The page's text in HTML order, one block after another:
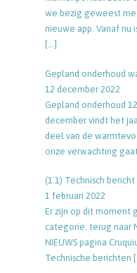
we bezig geweest
nieuwe app. Vanaf nu
[…]
Gepland onderhoud
12 december 2022
Gepland onderhoud
december vindt het
deel van de
onze verwachting
(1.1) Technisch bericht
1 februari 2022
Er zijn op dit moment
categorie. terug naar
NIEUWS pagina
Technische berichten